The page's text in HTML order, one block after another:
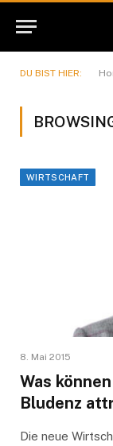
DU BIST HIER:
WIRTSCHAFT
8. Mai 2015
Was
Bludenz
Die neue